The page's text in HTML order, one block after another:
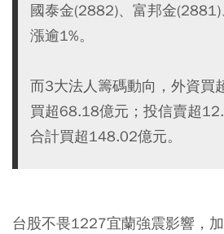
國泰金(2882)、富邦金
漲逾1%。
而3大法人籌碼動向，外資買
買超68.18億元；投信賣超
合計買超148.02億元。
台股不畏1227宜蘭強震影響，